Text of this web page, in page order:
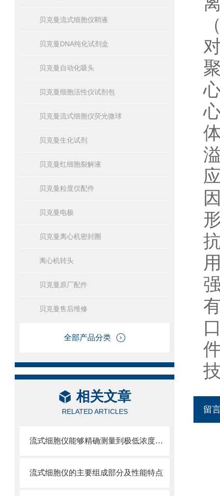
贝克曼流式细胞仪鞘液
贝克曼DNA纯化试剂盒
贝克曼自动化吸头
贝克曼细胞活性仪试剂包
贝克曼流式细胞仪荧光微球
贝克曼生化试剂
贝克曼红细胞裂解液
贝克曼粒度仪配件
贝克曼电极
贝克曼离心机密封圈
离心机转头
贝克曼原厂配件
贝克曼售后维修
全部产品分类
相关文章
RELATED ARTICLES
流式细胞仪能够精确测量到极低浓度的标记物
流式细胞仪的主要组成部分及性能特点
留